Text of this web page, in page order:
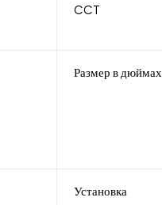
CCT
Размер в дюймах
Установка